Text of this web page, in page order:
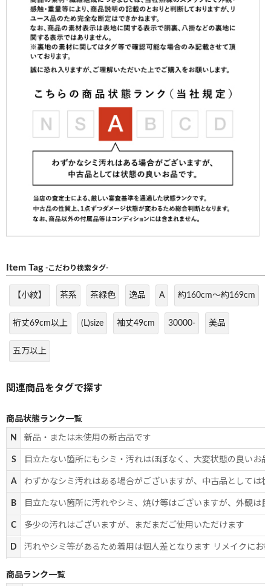
Item Tag -こだわり検索タグ-
【小紋】 茶系 茶緑色 逸品 A 約160cm～約169cm
裄丈69cm以上 (L)size 袖丈49cm 30000- 美品
五万以上
商品状態ランク一覧
N 新品・または未使用の新古品です
S 目立たない箇所にもシミ・汚れはほぼなく、大変状態の良いお
A わずかなシミ汚れはある場合がございますが、中古品としては
B 目立たない箇所に汚れやシミ、焼け等はございますが、外観は
C 多少の汚れはございますが、まだまだご使用いただけます
D 汚れやシミ等があるため着用は個人差となります リメイクにお
商品ランク一覧